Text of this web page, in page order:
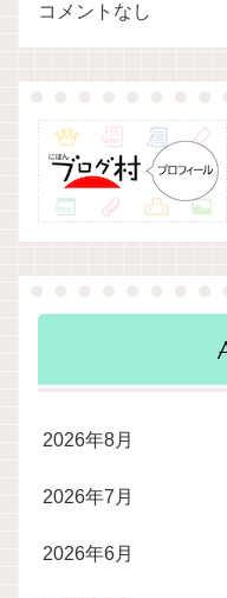
コメントなし
2026年8月
2026年7月
2026年6月